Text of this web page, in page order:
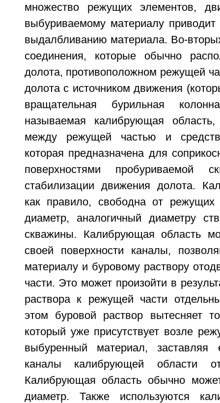
множество режущих элементов,
выбуриваемому материалу
выдалбливанию материала. Во-
соединения, которые обычно
долота, противоположном режущей
долота с источником движения
вращательная бурильная
называемая калибрующая область,
между режущей частью и
которая предназначена для
поверхностями пробуриваемой
стабилизации движения долота.
как правило, свободна от
диаметр, аналогичный диаметру
скважины. Калибрующая область
своей поверхности каналы,
материалу и буровому раствору
части. Это может произойти в
раствора к режущей части
этом буровой раствор вытесняет
который уже присутствует возле
выбуренный материал, заставляя
каналы калибрующей области
Калибрующая область обычно
диаметр. Также используются